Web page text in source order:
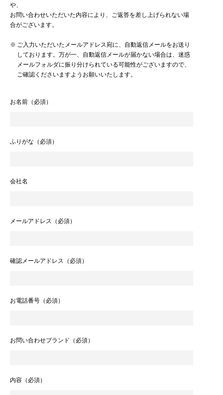
や、
お問い合わせいただいた内容により、ご返答を差し上げられない場
合がございます。
※ ご入力いただいたメールアドレス宛に、自動返信メールをお送り
しております。万が一、自動返信メールが届かない場合は、迷惑
メールフォルダに振り分けられている可能性がございますので、
ご確認くださいますようお願いいたします。
お名前（必須）
ふりがな（必須）
会社名
メールアドレス（必須）
確認メールアドレス（必須）
お電話番号（必須）
お問い合わせブランド（必須）
内容（必須）